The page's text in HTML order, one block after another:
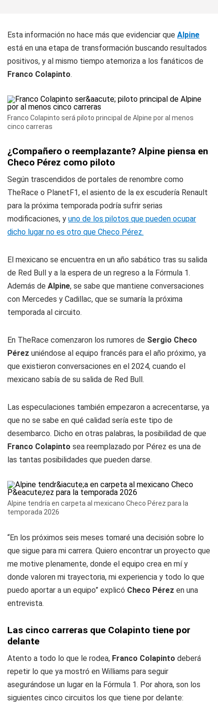
Esta información no hace más que evidenciar que Alpine
está en una etapa de transformación buscando resultados
positivos, y al mismo tiempo atemoriza a los fanáticos de
Franco Colapinto.
Franco Colapinto será piloto principal de Alpine por al menos
cinco carreras
¿Compañero o reemplazante? Alpine piensa en
Checo Pérez como piloto
Según trascendidos de portales de renombre como
TheRace o PlanetF1, el asiento de la ex escudería Renault
para la próxima temporada podría sufrir serias
modificaciones, y uno de los pilotos que pueden ocupar
dicho lugar no es otro que Checo Pérez.
El mexicano se encuentra en un año sabático tras su salida
de Red Bull y a la espera de un regreso a la Fórmula 1.
Además de Alpine, se sabe que mantiene conversaciones
con Mercedes y Cadillac, que se sumaría la próxima
temporada al circuito.
En TheRace comenzaron los rumores de Sergio Checo
Pérez uniéndose al equipo francés para el año próximo, ya
que existieron conversaciones en el 2024, cuando el
mexicano sabía de su salida de Red Bull.
Las especulaciones también empezaron a acrecentarse, ya
que no se sabe en qué calidad sería este tipo de
desembarco. Dicho en otras palabras, la posibilidad de que
Franco Colapinto sea reemplazado por Pérez es una de
las tantas posibilidades que pueden darse.
Alpine tendría en carpeta al mexicano Checo Pérez para la
temporada 2026
“En los próximos seis meses tomaré una decisión sobre lo
que sigue para mi carrera. Quiero encontrar un proyecto que
me motive plenamente, donde el equipo crea en mí y
donde valoren mi trayectoria, mi experiencia y todo lo que
puedo aportar a un equipo” explicó Checo Pérez en una
entrevista.
Las cinco carreras que Colapinto tiene por
delante
Atento a todo lo que le rodea, Franco Colapinto deberá
repetir lo que ya mostró en Williams para seguir
asegurándose un lugar en la Fórmula 1. Por ahora, son los
siguientes cinco circuitos los que tiene por delante: